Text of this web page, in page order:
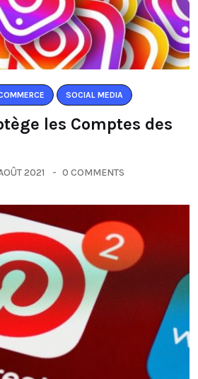
SOCIAL MEDIA
les Comptes des
2021 0 COMMENTS